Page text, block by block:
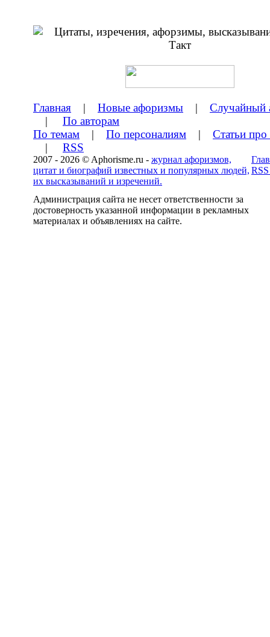
Главная | Новые афоризмы | Случайный
| По авторам
По темам | По персоналиям | Статьи
| RSS
2007 - 2026 © Aphorisme.ru - журнал афоризмов,
цитат и биографий известных и популярных людей,
их высказываний и изречений.
Администрация сайта не несет ответственности за
достоверность указанной информации в рекламных
материалах и объявлениях на сайте.